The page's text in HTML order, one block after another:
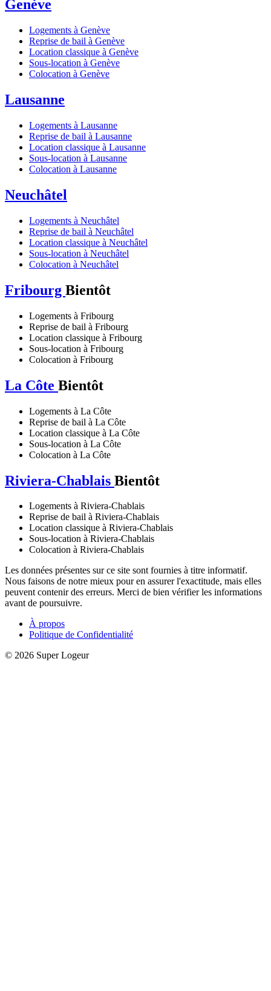
Genève
Logements à Genève
Reprise de bail à Genève
Location classique à Genève
Sous-location à Genève
Colocation à Genève
Lausanne
Logements à Lausanne
Reprise de bail à Lausanne
Location classique à Lausanne
Sous-location à Lausanne
Colocation à Lausanne
Neuchâtel
Logements à Neuchâtel
Reprise de bail à Neuchâtel
Location classique à Neuchâtel
Sous-location à Neuchâtel
Colocation à Neuchâtel
Fribourg Bientôt
Logements à Fribourg
Reprise de bail à Fribourg
Location classique à Fribourg
Sous-location à Fribourg
Colocation à Fribourg
La Côte Bientôt
Logements à La Côte
Reprise de bail à La Côte
Location classique à La Côte
Sous-location à La Côte
Colocation à La Côte
Riviera-Chablais Bientôt
Logements à Riviera-Chablais
Reprise de bail à Riviera-Chablais
Location classique à Riviera-Chablais
Sous-location à Riviera-Chablais
Colocation à Riviera-Chablais
Les données présentes sur ce site sont fournies à titre informatif.
Nous faisons de notre mieux pour en assurer l'exactitude, mais elles
peuvent contenir des erreurs. Merci de bien vérifier les informations
avant de poursuivre.
À propos
Politique de Confidentialité
© 2026 Super Logeur